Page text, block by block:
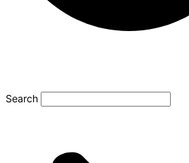
Search